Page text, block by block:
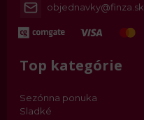
objednavky@finza.sk
Top kategórie
Sezónna ponuka
Sladké